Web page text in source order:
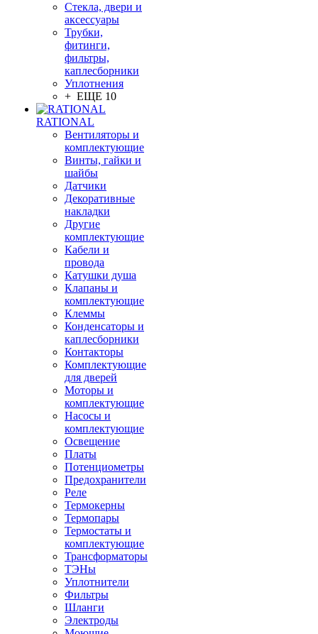
Стекла, двери и
аксессуары
Трубки,
фитинги,
фильтры,
каплесборники
Уплотнения
+ ЕЩЕ 10
RATIONAL
Вентиляторы и
комплектующие
Винты, гайки и
шайбы
Датчики
Декоративные
накладки
Другие
комплектующие
Кабели и
провода
Катушки душа
Клапаны и
комплектующие
Клеммы
Конденсаторы и
каплесборники
Контакторы
Комплектующие
для дверей
Моторы и
комплектующие
Насосы и
комплектующие
Освещение
Платы
Потенциометры
Предохранители
Реле
Термокерны
Термопары
Термостаты и
комплектующие
Трансформаторы
ТЭНы
Уплотнители
Фильтры
Шланги
Электроды